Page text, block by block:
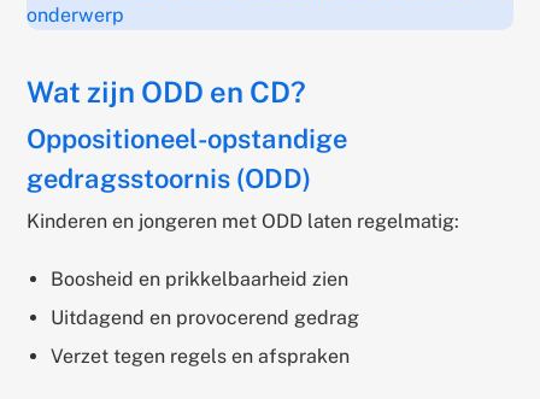
onderwerp
Wat zijn ODD en CD?
Oppositioneel-opstandige
gedragsstoornis (ODD)
Kinderen en jongeren met ODD laten regelmatig:
Boosheid en prikkelbaarheid zien
Uitdagend en provocerend gedrag
Verzet tegen regels en afspraken